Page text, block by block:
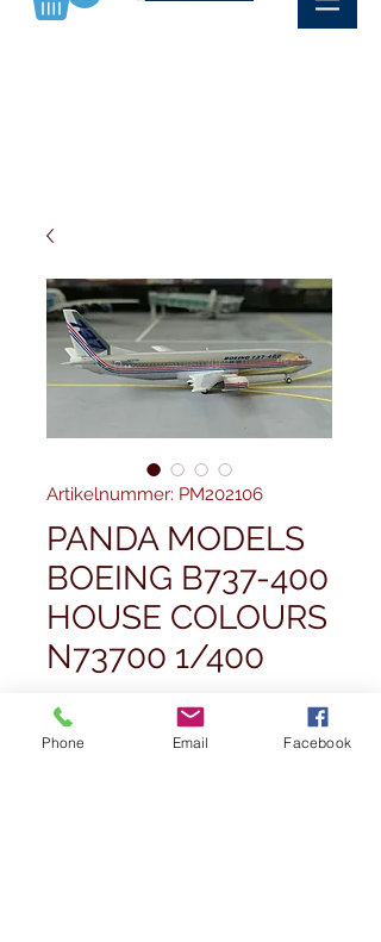
Artikelnummer: PM202106
PANDA MODELS
BOEING B737-400
HOUSE COLOURS
N73700 1/400
45,00 £Preis
Phone Email Facebook